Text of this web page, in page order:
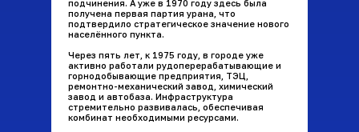
подчинения. А уже в 1970 году здесь была
получена первая партия урана, что
подтвердило стратегическое значение нового
населённого пункта.
Через пять лет, к 1975 году, в городе уже
активно работали рудоперерабатывающие и
горнодобывающие предприятия, ТЭЦ,
ремонтно-механический завод, химический
завод и автобаза. Инфраструктура
стремительно развивалась, обеспечивая
комбинат необходимыми ресурсами.